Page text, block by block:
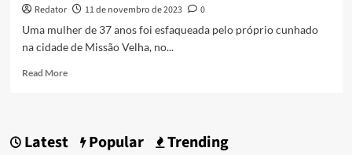
Grande
Redator 11 de novembro de 2023
0
Uma mulher de 37 anos foi esfaqueada pelo próprio cunhado
na cidade de Missão Velha, no...
Read MoreRead
esfaqueada
Latest Popular Trending